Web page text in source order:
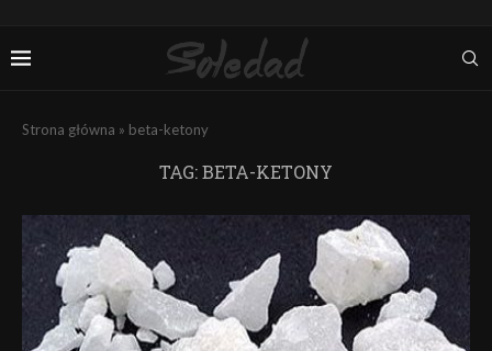
Strona główna » beta-ketony
TAG:BETA-KETONY